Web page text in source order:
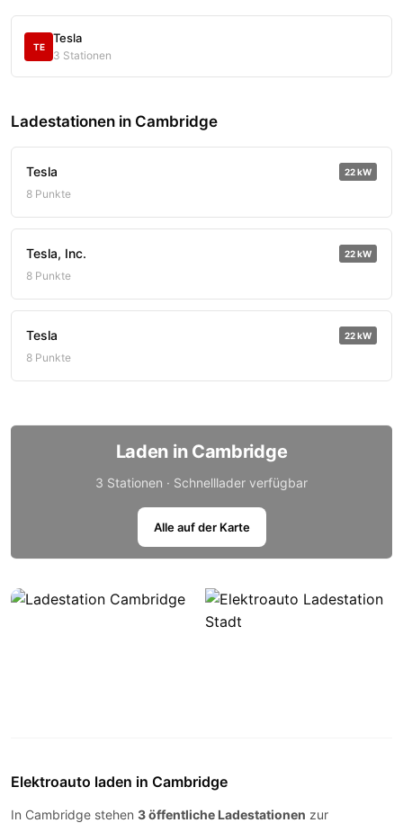
TE
Tesla
3 Stationen
Ladestationen in Cambridge
Tesla 22 kW
8 Punkte
Tesla, Inc. 22 kW
8 Punkte
Tesla 22 kW
8 Punkte
Laden in Cambridge
3 Stationen · Schnelllader verfügbar
Alle auf der Karte
Elektroauto laden in Cambridge
In Cambridge stehen 3 öffentliche Ladestationen zur